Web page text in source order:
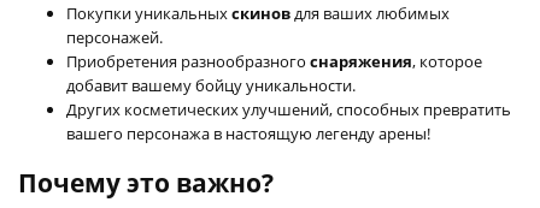
Покупки уникальныхскиновдля ваших любимых
персонажей.
Приобретения разнообразного снаряжения, которое
добавит вашему бойцу уникальности.
Других косметических улучшений, способных превратить
вашего персонажа в настоящую легенду арены!
Почему это важно?